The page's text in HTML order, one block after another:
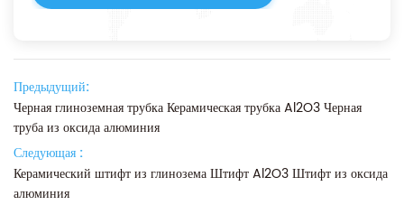
Предыдущий:
Черная глиноземная трубка Керамическая трубка Al2O3 Черная
труба из оксида алюминия
Следующая :
Керамический штифт из глинозема Штифт Al2O3 Штифт из оксида
алюминия